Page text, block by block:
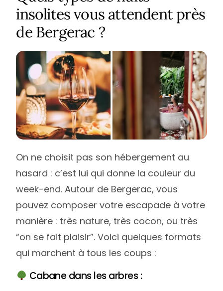
insolites vous attendent près
de Bergerac ?
On ne choisit pas son hébergement au
hasard : c’est lui qui donne la couleur du
week-end. Autour de Bergerac, vous
pouvez composer votre escapade à votre
manière : très nature, très cocon, ou très
“on se fait plaisir”. Voici quelques formats
qui marchent à tous les coups :
Cabane dans les arbres :